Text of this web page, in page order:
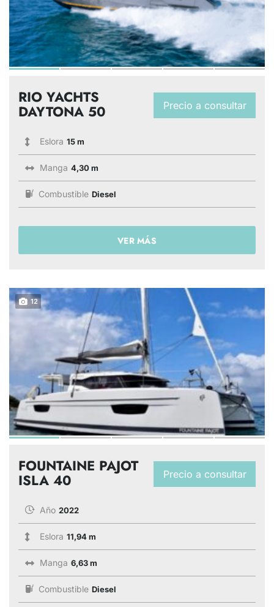
Precio a consultar
RIO YACHTS
DAYTONA 50
Eslora 15 m
Manga 4,30 m
Combustible Diesel
VER MÁS
12
Precio a consultar
FOUNTAINE PAJOT
ISLA 40
Año 2022
Eslora 11,94 m
Manga 6,63 m
Combustible Diesel